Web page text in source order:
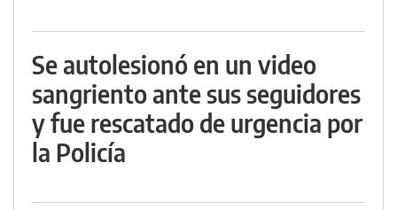
Se autolesionó en un video
sangriento ante sus seguidores
y fue rescatado de urgencia por
la Policía